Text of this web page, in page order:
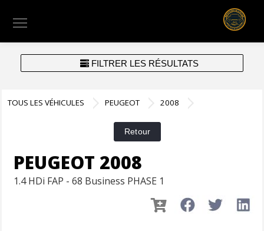
FILTRER LES RÉSULTATS
TOUS LES VÉHICULES PEUGEOT 2008
PEUGEOT 2008
1.4 HDi FAP - 68 Business PHASE 1